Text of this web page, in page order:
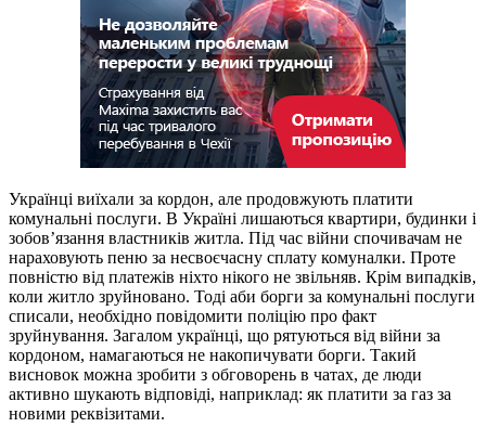
Українці виїхали за кордон, але продовжують платити
комунальні послуги. В Україні лишаються квартири, будинки і
зобов’язання властників житла. Під час війни спочивачам не
нараховують пеню за несвоєчасну сплату комуналки. Проте
повністю від платежів ніхто нікого не звільняв. Крім випадків,
коли житло зруйновано. Тоді аби борги за комунальні послуги
списали, необхідно повідомити поліцію про факт
зруйнування. Загалом українці, що рятуються від війни за
кордоном, намагаються не накопичувати борги. Такий
висновок можна зробити з обговорень в чатах, де люди
активно шукають відповіді, наприклад: як платити за газ за
новими реквізитами.